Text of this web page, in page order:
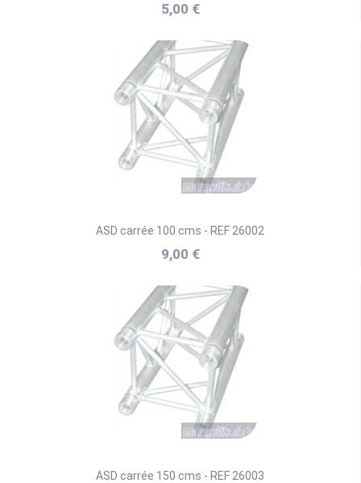
5,00 €
ASD carrée 100 cms - REF 26002
9,00 €
ASD carrée 150 cms - REF 26003